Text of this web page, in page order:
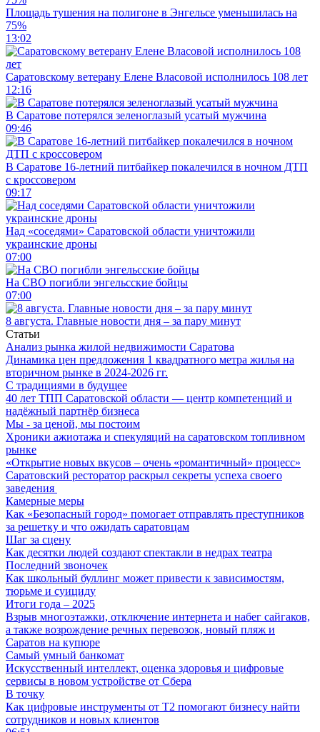
Площадь тушения на полигоне в Энгельсе уменьшилась на
75%
13:02
Саратовскому ветерану Елене Власовой исполнилось 108 лет
12:16
В Саратове потерялся зеленоглазый усатый мужчина
09:46
В Саратове 16-летний питбайкер покалечился в ночном ДТП
с кроссовером
09:17
Над «соседями» Саратовской области уничтожили
украинские дроны
07:00
На СВО погибли энгельсские бойцы
07:00
8 августа. Главные новости дня – за пару минут
Статьи
Анализ рынка жилой недвижимости Саратова
Динамика цен предложения 1 квадратного метра жилья на
вторичном рынке в 2024-2026 гг.
С традициями в будущее
40 лет ТПП Саратовской области — центр компетенций и
надёжный партнёр бизнеса
Мы - за ценой, мы постоим
Хроники ажиотажа и спекуляций на саратовском топливном
рынке
«Открытие новых вкусов – очень «романтичный» процесс»
Саратовский ресторатор раскрыл секреты успеха своего
заведения
Камерные меры
Как «Безопасный город» помогает отправлять преступников
за решетку и что ожидать саратовцам
Шаг за сцену
Как десятки людей создают спектакли в недрах театра
Последний звоночек
Как школьный буллинг может привести к зависимостям,
тюрьме и суициду
Итоги года – 2025
Взрыв многоэтажки, отключение интернета и набег сайгаков,
а также возрождение речных перевозок, новый пляж и
Саратов на купюре
Самый умный банкомат
Искусственный интеллект, оценка здоровья и цифровые
сервисы в новом устройстве от Сбера
В точку
Как цифровые инструменты от Т2 помогают бизнесу найти
сотрудников и новых клиентов